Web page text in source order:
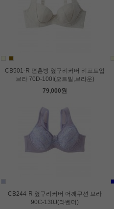
CB501-R 면혼방 옆구리커버 리프트업
브라 70D-100I(오트밀,브라운)
79,000원
CB244-R 옆구리커버 어깨쿠션 브라
90C-130J(라벤더)